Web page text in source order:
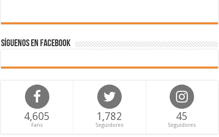
Síguenos en Facebook
4,605
Fans
1,782
Seguidores
45
Seguidores